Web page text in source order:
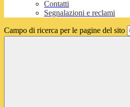
Contatti
Segnalazioni e reclami
Campo di ricerca per le pagine del sito